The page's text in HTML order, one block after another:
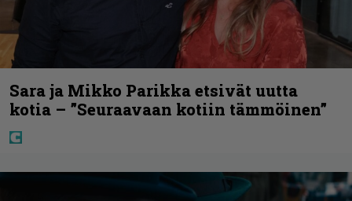
Sara ja Mikko Parikka etsivät uutta
kotia – ”Seuraavaan kotiin tämmöinen”